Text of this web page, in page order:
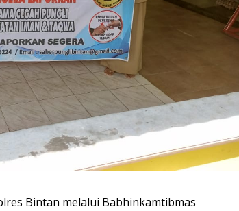
Bintan melalui Babhinkamtibmas